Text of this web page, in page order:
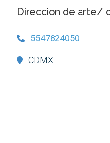
Direccion de arte/
5547824050
CDMX